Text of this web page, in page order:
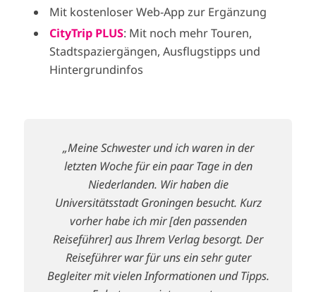
Mit kostenloser Web-App zur Ergänzung
CityTrip PLUS: Mit noch mehr Touren,
Stadtspaziergängen, Ausflugstipps und
Hintergrundinfos
„Meine Schwester und ich waren in der
letzten Woche für ein paar Tage in den
Niederlanden. Wir haben die
Universitätsstadt Groningen besucht. Kurz
vorher habe ich mir [den passenden
Reiseführer] aus Ihrem Verlag besorgt. Der
Reiseführer war für uns ein sehr guter
Begleiter mit vielen Informationen und Tipps.